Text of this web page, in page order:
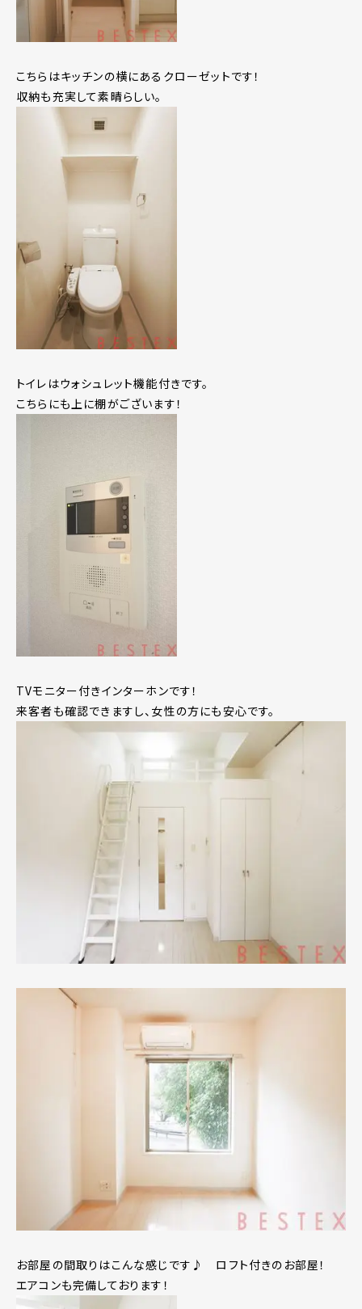
こちらはキッチンの横にあるクローゼットです！
収納も充実して素晴らしい。
トイレはウォシュレット機能付きです。
こちらにも上に棚がございます！
TVモニター付きインターホンです！
来客者も確認できますし、女性の方にも安心です。
お部屋の間取りはこんな感じです♪ ロフト付きのお部屋！
エアコンも完備しております！